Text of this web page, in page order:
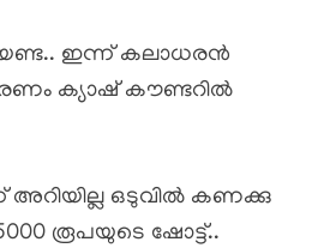
ഇന്ന് കലാധരൻ
ക്യാഷ് കൗണ്ടറിൽ
അറിയില്ല ഒടുവിൽ കണക്കു
രൂപയുടെ ഷോട്ട്..